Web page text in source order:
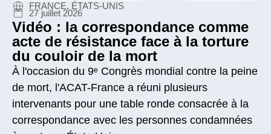
FRANCE, ÉTATS-UNIS
27 juillet 2026
Vidéo : la correspondance comme
acte de résistance face à la torture
du couloir de la mort
À l'occasion du 9ᵉ Congrès mondial contre la peine
de mort, l'ACAT-France a réuni plusieurs
intervenants pour une table ronde consacrée à la
correspondance avec les personnes condamnées